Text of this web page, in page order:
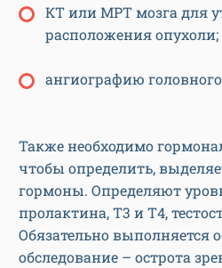
КТ или МРТ мозга для
расположения опухоли;
ангиографию
Также необходимо
чтобы определить,
гормоны. Определяют
пролактина, Т3 и Т4,
Обязательно выполняется
обследование – острота